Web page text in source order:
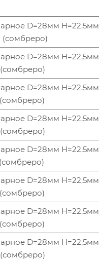
D=28мм H=22,5мм
(сомбреро)
D=28мм H=22,5мм
(сомбреро)
D=28мм H=22,5мм
(сомбреро)
D=28мм H=22,5мм
(сомбреро)
D=28мм H=22,5мм
(сомбреро)
D=28мм H=22,5мм
(сомбреро)
D=28мм H=22,5мм
(сомбреро)
D=28мм H=22,5мм
(сомбреро)